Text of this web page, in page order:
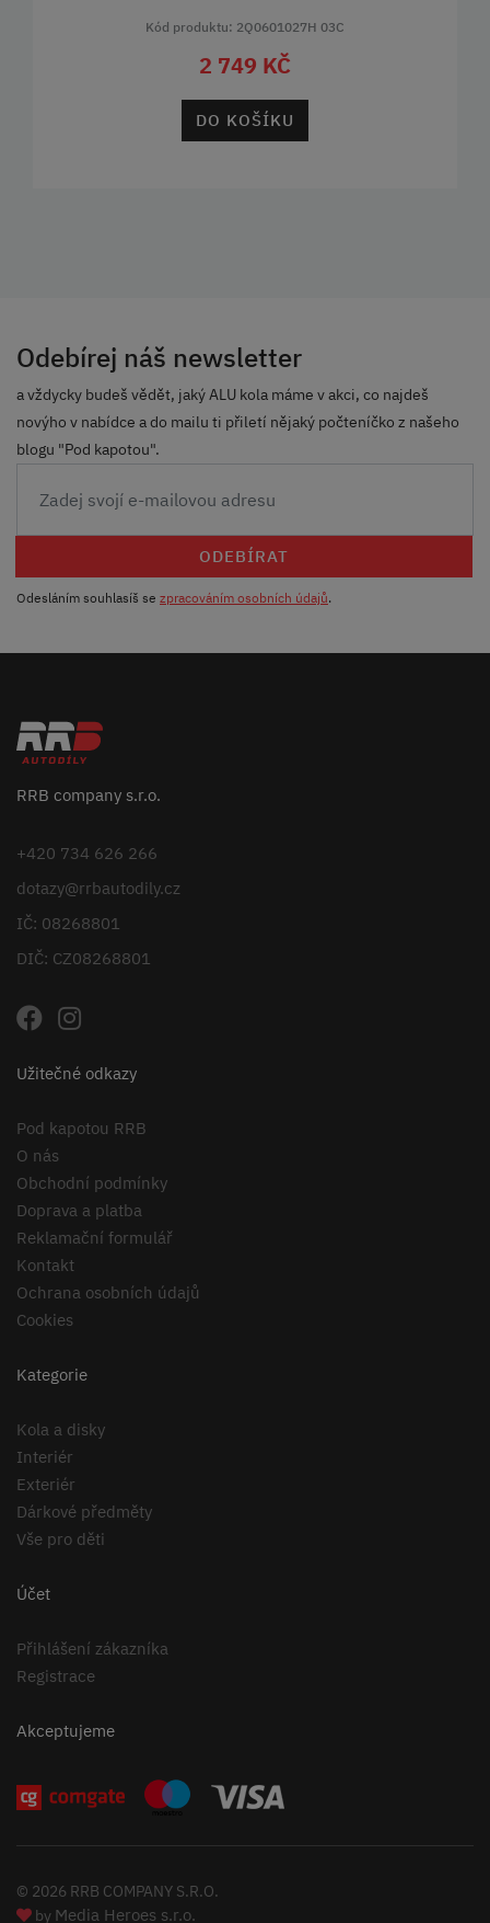
Kód produktu: 2Q0601027H 03C
2 749 KČ
DO KOŠÍKU
Odebírej náš newsletter
a vždycky budeš vědět, jaký ALU kola máme v akci, co najdeš
novýho v nabídce a do mailu ti přiletí nějaký počteníčko z našeho
blogu "Pod kapotou".
ODEBÍRAT
Odesláním souhlasíš se zpracováním osobních údajů.
RRB company s.r.o.
+420 734 626 266
dotazy@rrbautodily.cz
IČ: 08268801
DIČ: CZ08268801
Užitečné odkazy
Pod kapotou RRB
O nás
Obchodní podmínky
Doprava a platba
Reklamační formulář
Kontakt
Ochrana osobních údajů
Cookies
Kategorie
Kola a disky
Interiér
Exteriér
Dárkové předměty
Vše pro děti
Účet
Přihlášení zákazníka
Registrace
Akceptujeme
© 2026 RRB COMPANY S.R.O.
by Media Heroes s.r.o.